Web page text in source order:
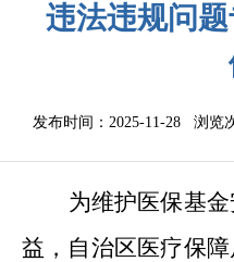
违法违规问
发布时间：2025-11-28 浏览
为维护医保基
益，自治区医疗保